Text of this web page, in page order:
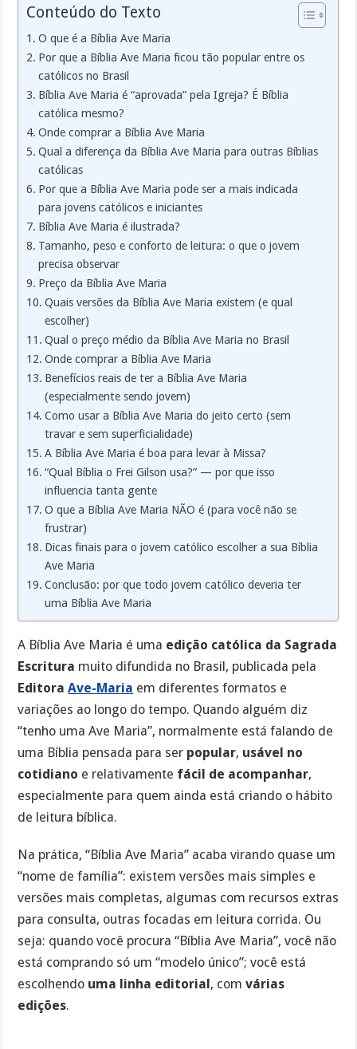
Conteúdo do Texto
O que é a Bíblia Ave Maria
Por que a Bíblia Ave Maria ficou tão popular entre os
católicos no Brasil
Bíblia Ave Maria é “aprovada” pela Igreja? É Bíblia
católica mesmo?
Onde comprar a Bíblia Ave Maria
Qual a diferença da Bíblia Ave Maria para outras Bíblias
católicas
Por que a Bíblia Ave Maria pode ser a mais indicada
para jovens católicos e iniciantes
Bíblia Ave Maria é ilustrada?
Tamanho, peso e conforto de leitura: o que o jovem
precisa observar
Preço da Bíblia Ave Maria
Quais versões da Bíblia Ave Maria existem (e qual
escolher)
Qual o preço médio da Bíblia Ave Maria no Brasil
Onde comprar a Bíblia Ave Maria
Benefícios reais de ter a Bíblia Ave Maria
(especialmente sendo jovem)
Como usar a Bíblia Ave Maria do jeito certo (sem
travar e sem superficialidade)
A Bíblia Ave Maria é boa para levar à Missa?
“Qual Bíblia o Frei Gilson usa?” — por que isso
influencia tanta gente
O que a Bíblia Ave Maria NÃO é (para você não se
frustrar)
Dicas finais para o jovem católico escolher a sua Bíblia
Ave Maria
Conclusão: por que todo jovem católico deveria ter
uma Bíblia Ave Maria
A Bíblia Ave Maria é uma edição católica da Sagrada
Escritura muito difundida no Brasil, publicada pela
EditoraAve-Maria em diferentes formatos e
variações ao longo do tempo. Quando alguém diz
“tenho uma Ave Maria”, normalmente está falando de
uma Bíblia pensada para ser popular, usável no
cotidiano e relativamente fácil de acompanhar,
especialmente para quem ainda está criando o hábito
de leitura bíblica.
Na prática, “Bíblia Ave Maria” acaba virando quase um
“nome de família”: existem versões mais simples e
versões mais completas, algumas com recursos extras
para consulta, outras focadas em leitura corrida. Ou
seja: quando você procura “Bíblia Ave Maria”, você não
está comprando só um “modelo único”; você está
escolhendo uma linha editorial, comvárias
edições.